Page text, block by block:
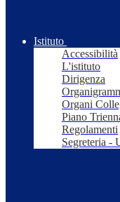
Istituto
Accessibilità
L'istituto
Dirigenza
Organi
Piano
Regolamenti
Segreteria -